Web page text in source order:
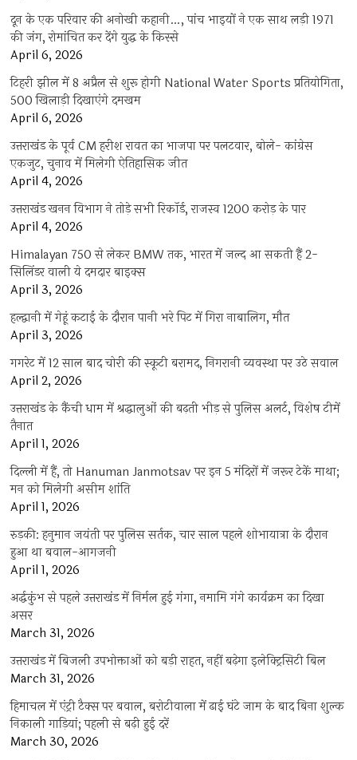
दून के एक परिवार की अनोखी कहानी…, पांच भाइयों ने एक साथ लड़ी 1971
की जंग, रोमांचित कर देंगे युद्ध के किस्से
April 6, 2026
टिहरी झील में 8 अप्रैल से शुरू होगी National Water Sports प्रतियोगिता,
500 खिलाड़ी दिखाएंगे दमखम
April 6, 2026
उत्तराखंड के पूर्व CM हरीश रावत का भाजपा पर पलटवार, बोले- कांग्रेस
एकजुट, चुनाव में मिलेगी ऐतिहासिक जीत
April 4, 2026
उत्तराखंड खनन विभाग ने तोड़े सभी रिकॉर्ड, राजस्व 1200 करोड़ के पार
April 4, 2026
Himalayan 750 से लेकर BMW तक, भारत में जल्द आ सकती हैं 2-
सिलिंडर वाली ये दमदार बाइक्स
April 3, 2026
हल्द्वानी में गेहूं कटाई के दौरान पानी भरे पिट में गिरा नाबालिग, मौत
April 3, 2026
गगरेट में 12 साल बाद चोरी की स्कूटी बरामद, निगरानी व्यवस्था पर उठे सवाल
April 2, 2026
उत्तराखंड के कैंची धाम में श्रद्धालुओं की बढ़ती भीड़ से पुलिस अलर्ट, विशेष टीमें
तैनात
April 1, 2026
दिल्ली में हैं, तो Hanuman Janmotsav पर इन 5 मंदिरों में जरूर टेकें माथा;
मन को मिलेगी असीम शांति
April 1, 2026
रुड़की: हनुमान जयंती पर पुलिस सर्तक, चार साल पहले शोभायात्रा के दौरान
हुआ था बवाल-आगजनी
April 1, 2026
अर्द्धकुंभ से पहले उत्तराखंड में निर्मल हुई गंगा, नमामि गंगे कार्यक्रम का दिखा
असर
March 31, 2026
उत्तराखंड में बिजली उपभोक्ताओं को बड़ी राहत, नहीं बढ़ेगा इलेक्ट्रिसिटी बिल
March 31, 2026
हिमाचल में एंट्री टैक्स पर बवाल, बरोटीवाला में ढाई घंटे जाम के बाद बिना शुल्क
निकाली गाड़ियां; पहली से बढ़ी हुई दरें
March 30, 2026